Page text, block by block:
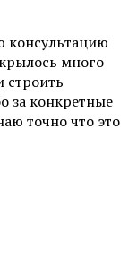
консультацию
много
строить
за конкретные
точно что это